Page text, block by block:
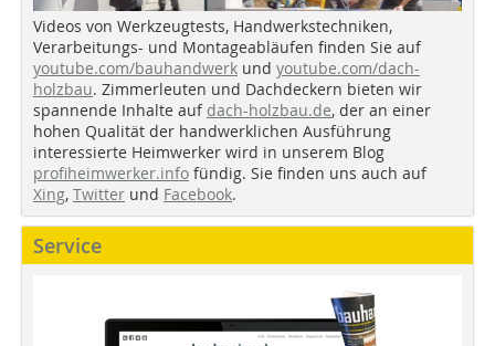
Videos von Werkzeugtests, Handwerkstechniken,
Verarbeitungs- und Montageabläufen finden Sie auf
youtube.com/bauhandwerk und youtube.com/dach-
holzbau. Zimmerleuten und Dachdeckern bieten wir
spannende Inhalte auf dach-holzbau.de, der an einer
hohen Qualität der handwerklichen Ausführung
interessierte Heimwerker wird in unserem Blog
profiheimwerker.info fündig. Sie finden uns auch auf
Xing, Twitter und Facebook.
Service